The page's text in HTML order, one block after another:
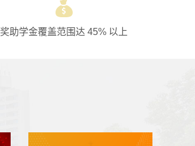
奖助学金覆盖范围达 45% 以上